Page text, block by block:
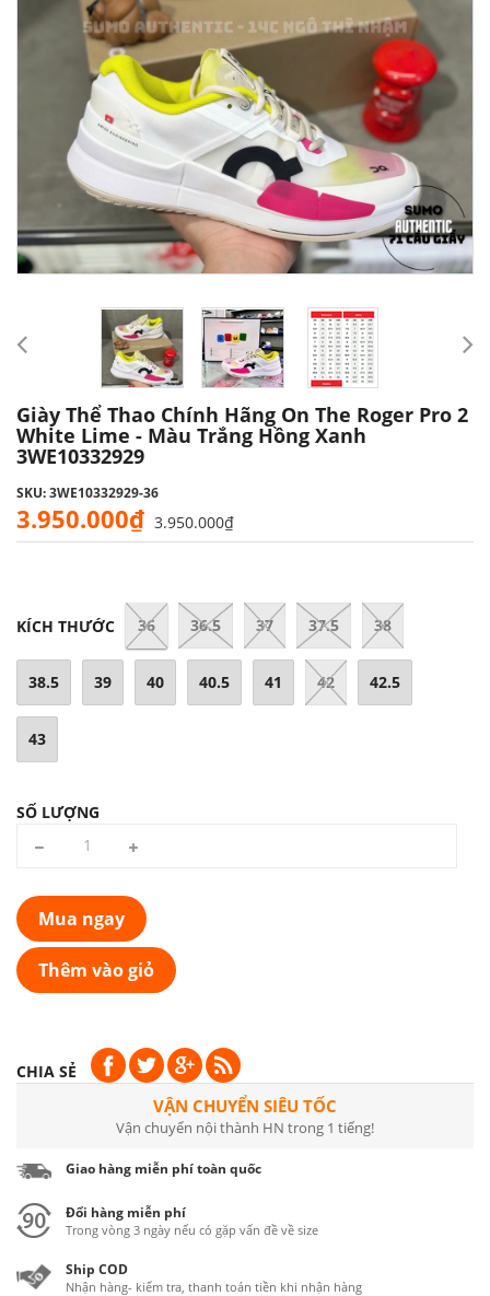
Giày Thể Thao Chính Hãng On The Roger Pro 2
White Lime - Màu Trắng Hồng Xanh
3WE10332929
SKU: 3WE10332929-36
3.950.000₫ 3.950.000₫
KÍCH THƯỚC 36 36.5 37 37.5 38
38.5 39 40 40.5 41 42 42.5
43
SỐ LƯỢNG
Mua ngay
Thêm vào giỏ
CHIA SẺ
VẬN CHUYỂN SIÊU TỐC
Vận chuyển nội thành HN trong 1 tiếng!
Giao hàng miễn phí toàn quốc
Đổi hàng miễn phí
Trong vòng 3 ngày nếu có gặp vấn đề về size
Ship COD
Nhận hàng- kiểm tra, thanh toán tiền khi nhận hàng